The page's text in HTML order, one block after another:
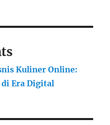
Kuliner Online:
di Era Digital